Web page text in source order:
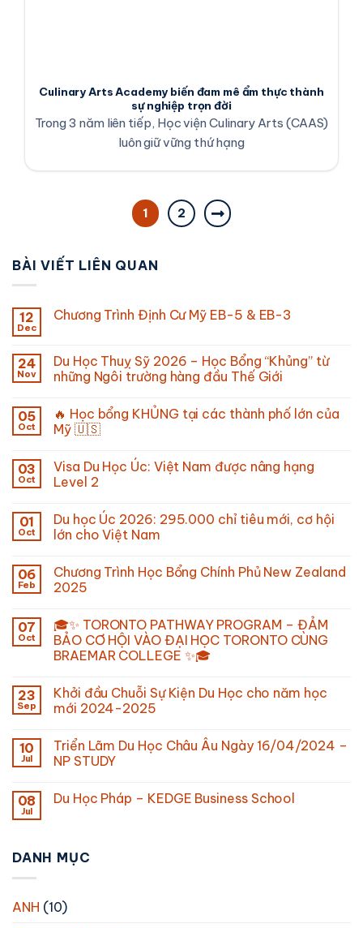
Culinary Arts Academy biến đam mê ẩm thực thành
sự nghiệp trọn đời
Trong 3 năm liên tiếp, Học viện Culinary Arts (CAAS)
luôn giữ vững thứ hạng
1 2
BÀI VIẾT LIÊN QUAN
12
Dec
Chương Trình Định Cư Mỹ EB-5 & EB-3
24
Nov
Du Học Thuỵ Sỹ 2026 – Học Bổng “Khủng” từ
những Ngôi trường hàng đầu Thế Giới
05
Oct
🔥 Học bổng KHỦNG tại các thành phố lớn của
Mỹ 🇺🇸
03
Oct
Visa Du Học Úc: Việt Nam được nâng hạng
Level 2
01
Oct
Du học Úc 2026: 295.000 chỉ tiêu mới, cơ hội
lớn cho Việt Nam
06
Feb
Chương Trình Học Bổng Chính Phủ New Zealand
2025
07
Oct
🎓✨ TORONTO PATHWAY PROGRAM – ĐẢM
BẢO CƠ HỘI VÀO ĐẠI HỌC TORONTO CÙNG
BRAEMAR COLLEGE ✨🎓
23
Sep
Khởi đầu Chuỗi Sự Kiện Du Học cho năm học
mới 2024-2025
10
Jul
Triển Lãm Du Học Châu Âu Ngày 16/04/2024 –
NP STUDY
08
Jul
Du Học Pháp – KEDGE Business School
DANH MỤC
ANH (10)